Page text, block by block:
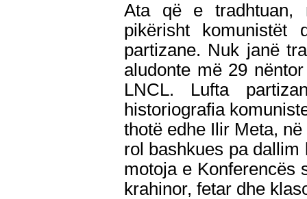
Ata që e tradhtuan,
pikërisht
partizane. Nuk janë
aludonte më 29
LNCL. Lufta
historiografia
thotë edhe Ilir Meta,
rol bashkues pa
motoja e Konferencës
krahinor, fetar dhe